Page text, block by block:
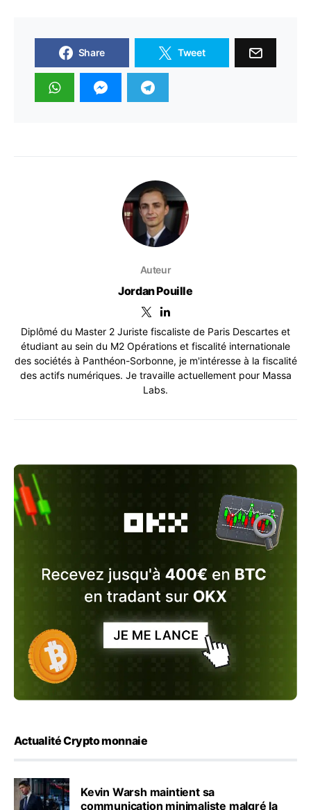
Share Tweet
Auteur
Jordan Pouille
Diplômé du Master 2 Juriste fiscaliste de Paris Descartes et
étudiant au sein du M2 Opérations et fiscalité internationale
des sociétés à Panthéon-Sorbonne, je m'intéresse à la fiscalité
des actifs numériques. Je travaille actuellement pour Massa
Labs.
Actualité Crypto monnaie
Kevin Warsh maintient sa
communication minimaliste malgré la